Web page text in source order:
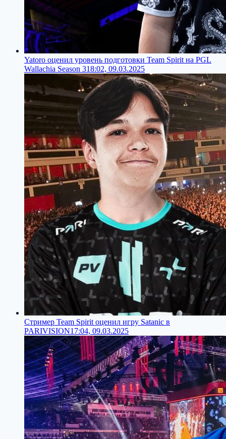
Yatoro оценил уровень подготовки Team Spirit на PGL
Wallachia Season 318:02, 09.03.2025
Стример Team Spirit оценил игру Satanic в
PARIVISION17:04, 09.03.2025